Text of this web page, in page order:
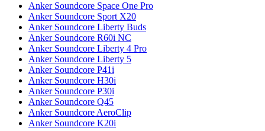
Anker Soundcore Space One Pro
Anker Soundcore Sport X20
Anker Soundcore Liberty Buds
Anker Soundcore R60i NC
Anker Soundcore Liberty 4 Pro
Anker Soundcore Liberty 5
Anker Soundcore P41i
Anker Soundcore H30i
Anker Soundcore P30i
Anker Soundcore Q45
Anker Soundcore AeroClip
Anker Soundcore K20i